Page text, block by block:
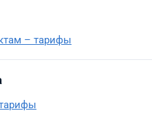
– тарифы